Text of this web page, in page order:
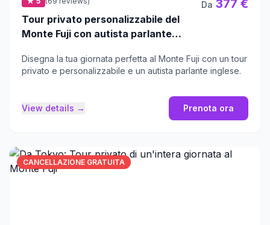
Tour privato personalizzabile del
Monte Fuji con autista parlante
Da 377 €
Disegna la tua giornata perfetta al Monte Fuji con un tour
privato e personalizzabile e un autista parlante inglese.
View details → Prenota ora
CANCELLAZIONE GRATUITA